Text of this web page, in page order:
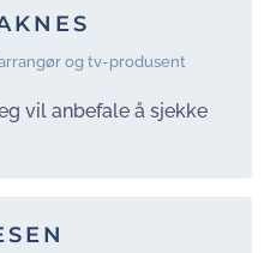
og tv-produsent
vil anbefale å sjekke